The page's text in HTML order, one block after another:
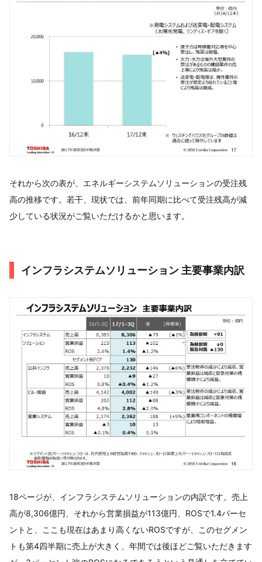
それから次の表が、エネルギーシステムソリューションの受注残
高の推移です。若干、現状では、前年同期に比べて受注残高が減
少している状況がご覧いただけるかと思います。
インフラシステムソリューション 主要事業内訳
18ページが、インフラシステムソリューションの内訳です。売上
高が8,306億円、それから営業損益が113億円、ROSで1.4パーセ
ントと、ここも現在はあまり高くないROSですが、このセグメン
トも第4四半期に売上が大きく、年間では後ほどご覧いただきます